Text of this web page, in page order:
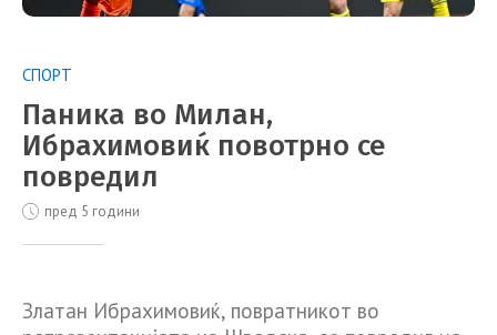
СПОРТ
Паника во Милан,
Ибрахимовиќ повотрно се
повредил
пред 5 години
Златан Ибрахимовиќ, повратникот во